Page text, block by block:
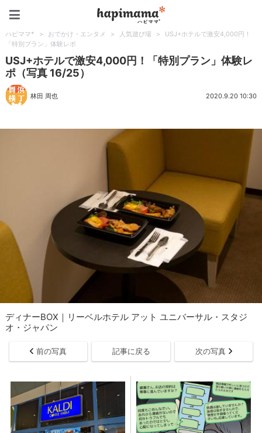
ハピママ* > おでかけ・エンタメ > 人気遊び場 >
USJ+ホテルで激安4,000円！
「特別プラン」体験レポ
USJ+ホテルで激安4,000円！「特別プラン」体験レ
ポ（写真 16/25）
林田 周也 2020.9.20 10:30
ディナーBOX｜リーベルホテル アット ユニバーサル・スタジ
オ・ジャパン
前の写真 記事に戻る 次の写真